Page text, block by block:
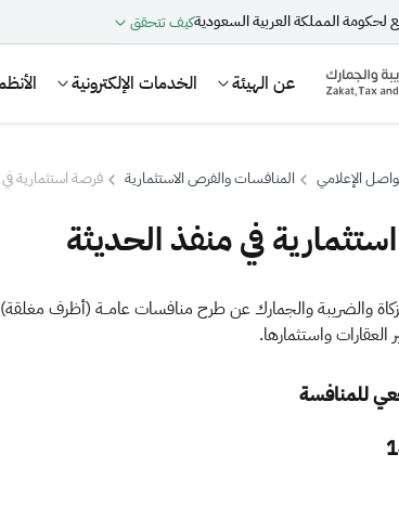
المملكة العربية السعوديةكيف تتحقق
عن الهيئة الخدمات الإلكترونية
الإعلامي المنافسات والفرص الاستثمارية فرصة استثمارية
في منفذ الحديثة
والضريبة والجمارك عن طرح منافسات عامــة (أظرف
واستثمارها.
للمنافسة